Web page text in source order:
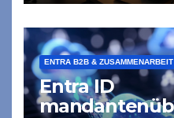
ENTRA B2B & ZUSAMMENARBEIT
Entra ID